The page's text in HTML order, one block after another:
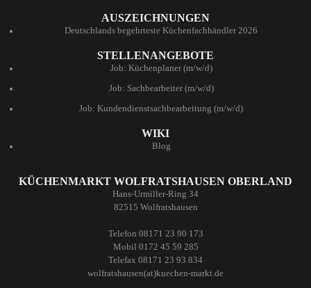
AUSZEICHNUNGEN
Deutschlands begehrteste Küchenfachhändler 2026
STELLENANGEBOTE
Job: Küchenplaner (m/w/d)
Job: Sachbearbeiter (m/w/d)
Job: Kundendienstsachbearbeitung (m/w/d)
WIKI
Blog
KÜCHENMARKT WOLFRATSHAUSEN OBERLAND
Hans-Urmiller-Ring 34
82515 Wolfratshausen
Telefon 08171 23 90 173
Mobil 0172 45 59 285
Telefax 08171 23 93 834
wolfratshausen(at)kuechen-markt.de